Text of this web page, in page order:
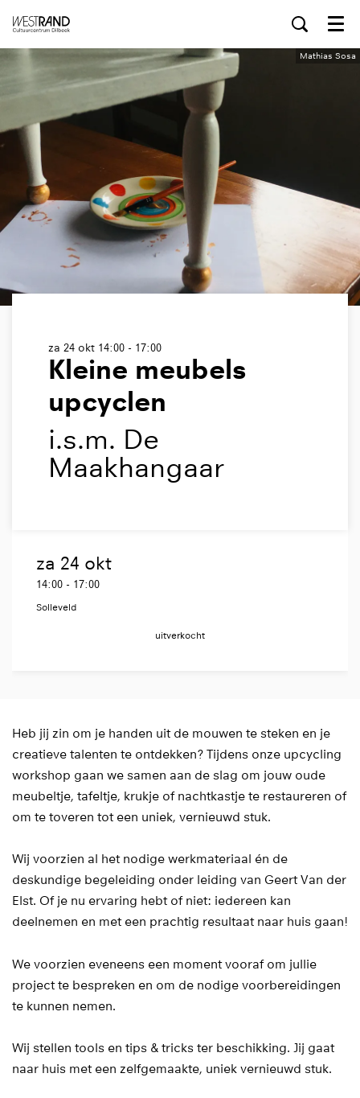
Menu
Mathias Sosa
Kleine meubels
upcyclen
i.s.m. De
Maakhangaar
za 24 okt 14:00 - 17:00
za 24 okt
14:00 - 17:00
Solleveld
uitverkocht
Heb jij zin om je handen uit de mouwen te steken en je
creatieve talenten te ontdekken? Tijdens onze upcycling
workshop gaan we samen aan de slag om jouw oude
meubeltje, tafeltje, krukje of nachtkastje te restaureren of
om te toveren tot een uniek, vernieuwd stuk.
Wij voorzien al het nodige werkmateriaal én de
deskundige begeleiding onder leiding van Geert Van der
Elst. Of je nu ervaring hebt of niet: iedereen kan
deelnemen en met een prachtig resultaat naar huis gaan!
We voorzien eveneens een moment vooraf om jullie
project te bespreken en om de nodige voorbereidingen
te kunnen nemen.
Wij stellen tools en tips & tricks ter beschikking. Jij gaat
naar huis met een zelfgemaakte, uniek vernieuwd stuk.